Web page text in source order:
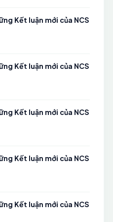
Kết luận mới của NCS
Kết luận mới của NCS
Kết luận mới của NCS
Kết luận mới của NCS
Kết luận mới của NCS